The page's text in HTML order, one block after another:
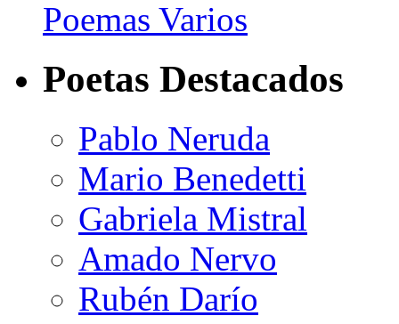
Poemas Varios
Poetas Destacados
Pablo Neruda
Mario Benedetti
Gabriela Mistral
Amado Nervo
Rubén Darío